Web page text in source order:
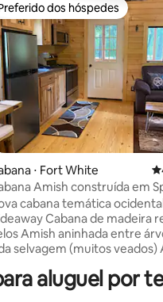
média de 5, 360
dos hóspedes
dos hóspedes
⋅ Fort White
Amish construída em
Wi-Fi - TV
cabana temática
Cabana de madeira real feita
Amish aninhada entre
selvagem (muitos veados) A poucos
Caiaques e canoas adoram
conveniência para rios e
aluguel por